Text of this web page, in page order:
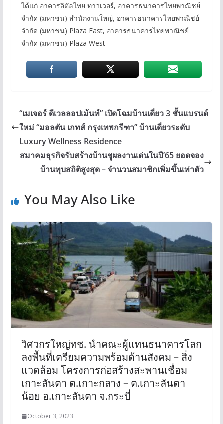
ได้แก่ อาคารอิตัลไทย ทาวเวอร์, อาคารธนาคารไทยพาณิชย์
จำกัด (มหาชน) สำนักงานใหญ่, อาคารธนาคารไทยพาณิชย์
จำกัด (มหาชน) Plaza East, อาคารธนาคารไทยพาณิชย์
จำกัด (มหาชน) Plaza West
“เมเจอร์ ดีเวลลอปเม้นท์” เปิดโฉมบ้านเดี่ยว 3 ชั้นแบรนด์
ใหม่ “มอลตัน เกทส์ กรุงเทพกรีฑา” บ้านเดี่ยวระดับ
Luxury Wellness Residence
สมาคมธุรกิจรับสร้างบ้านชูผลงานเด่นในปี’65 ยอดจอง
บ้านทุบสถิติสูงสุด – จำนวนสมาชิกเพิ่มขึ้นเท่าตัว
You May Also Like
วิศวกรใหญ่ทช. นำคณะผู้แทนธนาคารโลก
ลงพื้นที่เตรียมความพร้อมด้านสังคม – สิ่ง
แวดล้อม โครงการก่อสร้างสะพานเชื่อม
เกาะลันตา ต.เกาะกลาง – ต.เกาะลันตา
น้อย อ.เกาะลันตา จ.กระบี่
October 3, 2023